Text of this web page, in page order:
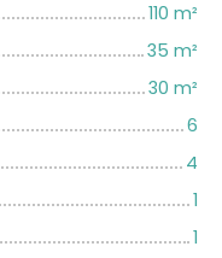
110 m²
35 m²
30 m²
6
4
1
1